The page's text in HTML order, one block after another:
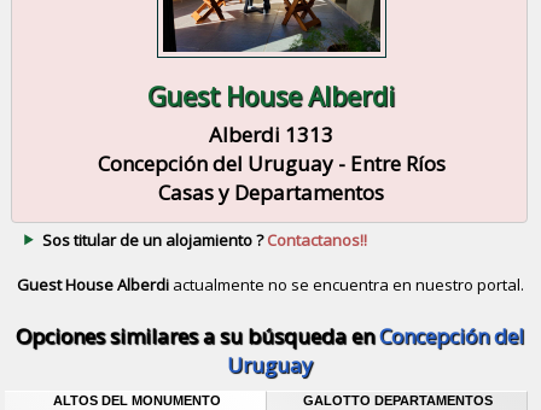
Guest House Alberdi
Alberdi 1313
Concepción del Uruguay - Entre Ríos
Casas y Departamentos
Sos titular de un alojamiento ?Contactanos!!
Guest House Alberdiactualmente no se encuentra en nuestro portal.
Opciones similares a su búsqueda enConcepción del
Uruguay
ALTOS DEL MONUMENTO GALOTTO DEPARTAMENTOS